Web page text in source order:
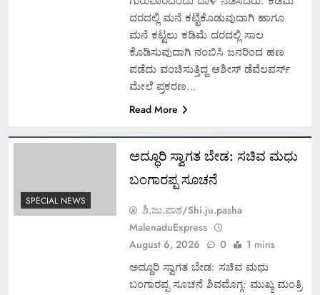
ದರದಲ್ಲಿ ಮನೆ ಕಟ್ಟಿಕೊಡುವುದಾಗಿ ಹಾಗೂ
ಮನೆ ಕಟ್ಟಲು ಕಡಿಮೆ ದರದಲ್ಲಿ ಸಾಲ
ಕೊಡಿಸುವುದಾಗಿ ನಂಬಿಸಿ ಜನರಿಂದ ಹಣ
ಪಡೆದು ವಂಚಿಸುತ್ತಿದ್ದ ಆಶೀಸ್ ಡೆವೆಲಪರ್ಸ್
ಮೇಲೆ ಪ್ರಕರಣ…
Read More
SPECIAL NEWS
ಅದ್ಧೂರಿ ಸ್ವಾಗತ ಬೇಡ: ಸಚಿವ ಮಧು
ಬಂಗಾರಪ್ಪ ಸೂಚನೆ
ಶಿ.ಜು.ಪಾಶ/Shi.ju.pasha
MalenaduExpress
August 6, 2026
0 1 mins
ಅದ್ದೂರಿ ಸ್ವಾಗತ ಬೇಡ: ಸಚಿವ ಮಧು
ಬಂಗಾರಪ್ಪ ಸೂಚನೆ ಶಿವಮೊಗ್ಗ: ಮುಖ್ಯ ಮಂತ್ರಿ